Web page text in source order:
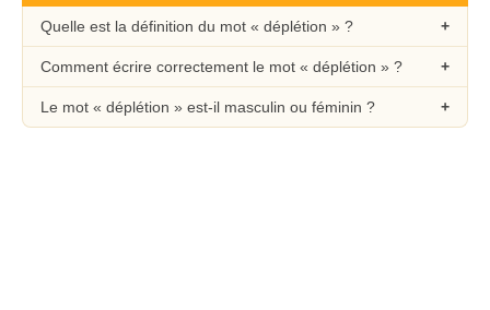
Quelle est la définition du mot « déplétion » ?
Comment écrire correctement le mot « déplétion » ?
Le mot « déplétion » est-il masculin ou féminin ?